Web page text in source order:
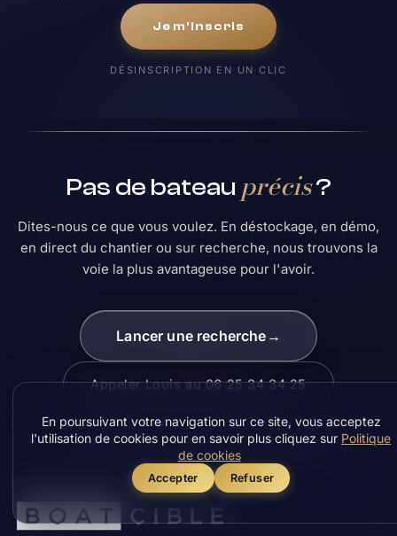
En poursuivant votre navigation sur ce site, vous acceptez
l'utilisation de cookies pour en savoir plus cliquez sur Politique
de cookies
Accepter Refuser
Je m'inscris
DÉSINSCRIPTION EN UN CLIC
Pas de bateau précis?
Dites-nous ce que vous voulez. En déstockage, en démo,
en direct du chantier ou sur recherche, nous trouvons la
voie la plus avantageuse pour l'avoir.
Lancer une recherche →
Appeler Louis au 06 25 34 34 25